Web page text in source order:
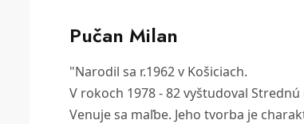
Pučan Milan
"Narodil sa r.1962 v Košiciach.
V rokoch 1978 - 82 vyštudoval
Venuje sa maľbe. Jeho tvorba je